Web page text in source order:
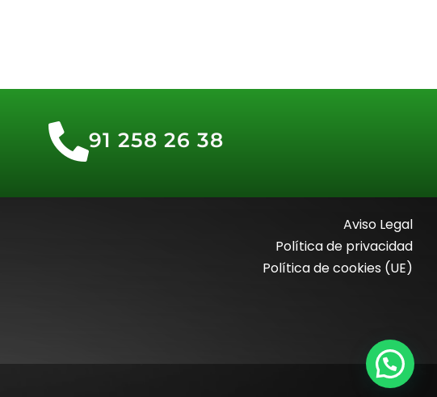
91 258 26 38
Aviso Legal
Política de privacidad
Política de cookies (UE)